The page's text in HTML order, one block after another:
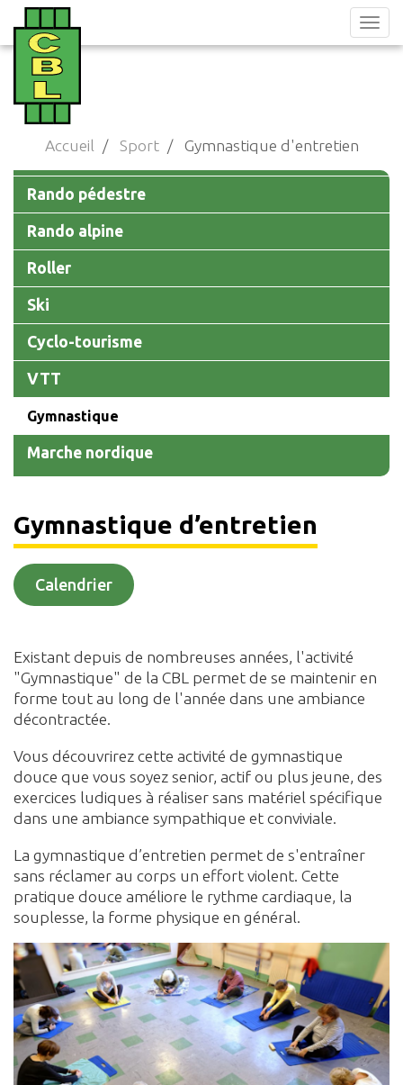
Aller
au
contenu
principal
Accueil Sport Gymnastique d'entretien
Main
navigation
Rando pédestre
Rando alpine
Roller
Ski
Cyclo-tourisme
VTT
Gymnastique
Marche nordique
Gymnastique d’entretien
Calendrier
Existant depuis de nombreuses années, l'activité
"Gymnastique" de la CBL permet de se maintenir en
forme tout au long de l'année dans une ambiance
décontractée.
Vous découvrirez cette activité de gymnastique
douce que vous soyez senior, actif ou plus jeune, des
exercices ludiques à réaliser sans matériel spécifique
dans une ambiance sympathique et conviviale.
La gymnastique d’entretien permet de s'entraîner
sans réclamer au corps un effort violent. Cette
pratique douce améliore le rythme cardiaque, la
souplesse, la forme physique en général.